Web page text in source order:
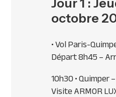
Jour 1 :
octobre
• Vol Paris-
Départ 8h45 –
10h30 • Quimper –
VisiteARMOR